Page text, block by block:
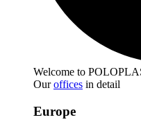
Welcome to
Ouroffices in detail
Europe